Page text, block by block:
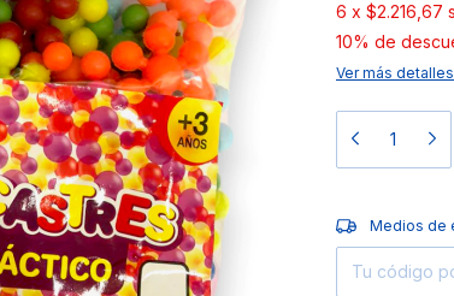
6 x $2.216,67
10% de
Ver más detalles
Entregas para el
Medios de